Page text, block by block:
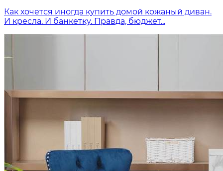
Как хочется иногда купить домой кожаный диван.
И кресла. И банкетку. Правда, бюджет...